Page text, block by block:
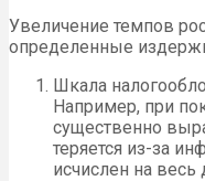
Увеличение темпов
определенные
Шкала
Например, при
существенно
теряется из-за
исчислен на